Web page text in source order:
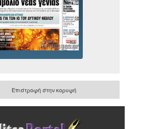
Επιστροφή στην κορυφή